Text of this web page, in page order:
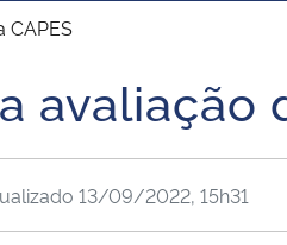
União
Banco Central do Brasil
CAPES
avaliação
13/09/2022, 15h31